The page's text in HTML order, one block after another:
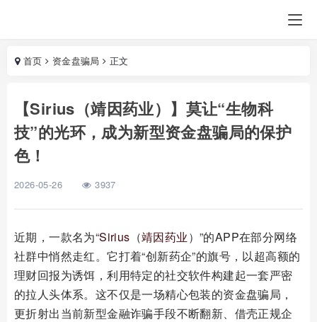
首页 资金盘骗局 正文
【Sirius（靖因药业）】莫让“生物科
技”的光环，成为新型资金盘骗局的保护
色！
2026-05-26 3937
近期，一款名为“Sirius （靖因药业）”的APP在部分网络
社群中悄然走红。它打着“创新药企”的旗号，以超高额的
理财回报为诱饵，利用特定的社交软件构建起一套严密
的拉人头体系。这不仅是一场精心包装的资金盘骗局，
更折射出当前新型金融诈骗手段不断翻新、借壳正规企